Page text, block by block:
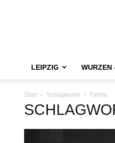
LEIPZIG WURZEN
Start Schlagworte Fanhe